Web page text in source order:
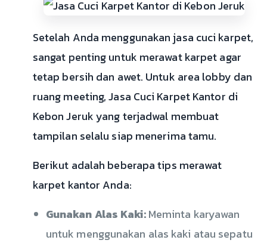
Setelah Anda menggunakan jasa cuci karpet,
sangat penting untuk merawat karpet agar
tetap bersih dan awet. Untuk area lobby dan
ruang meeting, Jasa Cuci Karpet Kantor di
Kebon Jeruk yang terjadwal membuat
tampilan selalu siap menerima tamu.
Berikut adalah beberapa tips merawat
karpet kantor Anda:
Gunakan Alas Kaki:Meminta karyawan
untuk menggunakan alas kaki atau sepatu